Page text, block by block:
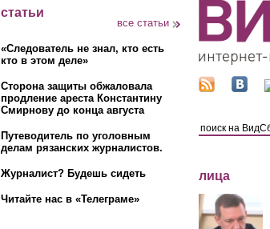
статьи
все статьи
«Следователь не знал, кто есть
кто в этом деле»
Сторона защиты обжаловала
продление ареста Константину
Смирнову до конца августа
Путеводитель по уголовным
делам рязанских журналистов.
Журналист? Будешь сидеть
Читайте нас в «Телеграме»
лица